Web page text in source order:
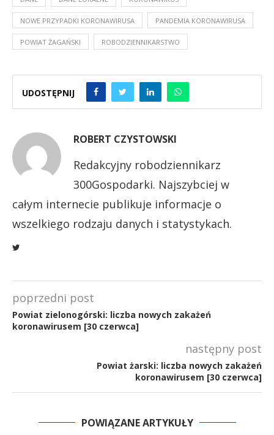
NOWE PRZYPADKI KORONAWIRUSA PANDEMIA KORONAWIRUSA
POWIAT ŻAGAŃSKI ROBODZIENNIKARSTWO
UDOSTĘPNIJ
ROBERT CZYSTOWSKI
Redakcyjny robodziennikarz
300Gospodarki. Najszybciej w
całym internecie publikuje informacje o
wszelkiego rodzaju danych i statystykach.
poprzedni post
Powiat zielonogórski: liczba nowych zakażeń
koronawirusem [30 czerwca]
następny post
Powiat żarski: liczba nowych zakażeń
koronawirusem [30 czerwca]
POWIĄZANE ARTYKUŁY